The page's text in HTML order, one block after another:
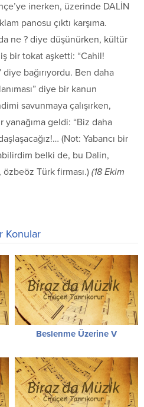
inerken, üzerinde DALİN
panosu çıktı karşıma.
ne ? diye düşünürken, kültür
bir tokat aşketti: “Cahil!
bağırıyordu. Ben daha
diye bir kanun
savunmaya çalışırken,
yanağıma geldi: “Biz daha
(Not: Yabancı bir
belki de, bu Dalin,
özbeöz Türk firması.) (18 Ekim
Konular
Beslenme Üzerine V